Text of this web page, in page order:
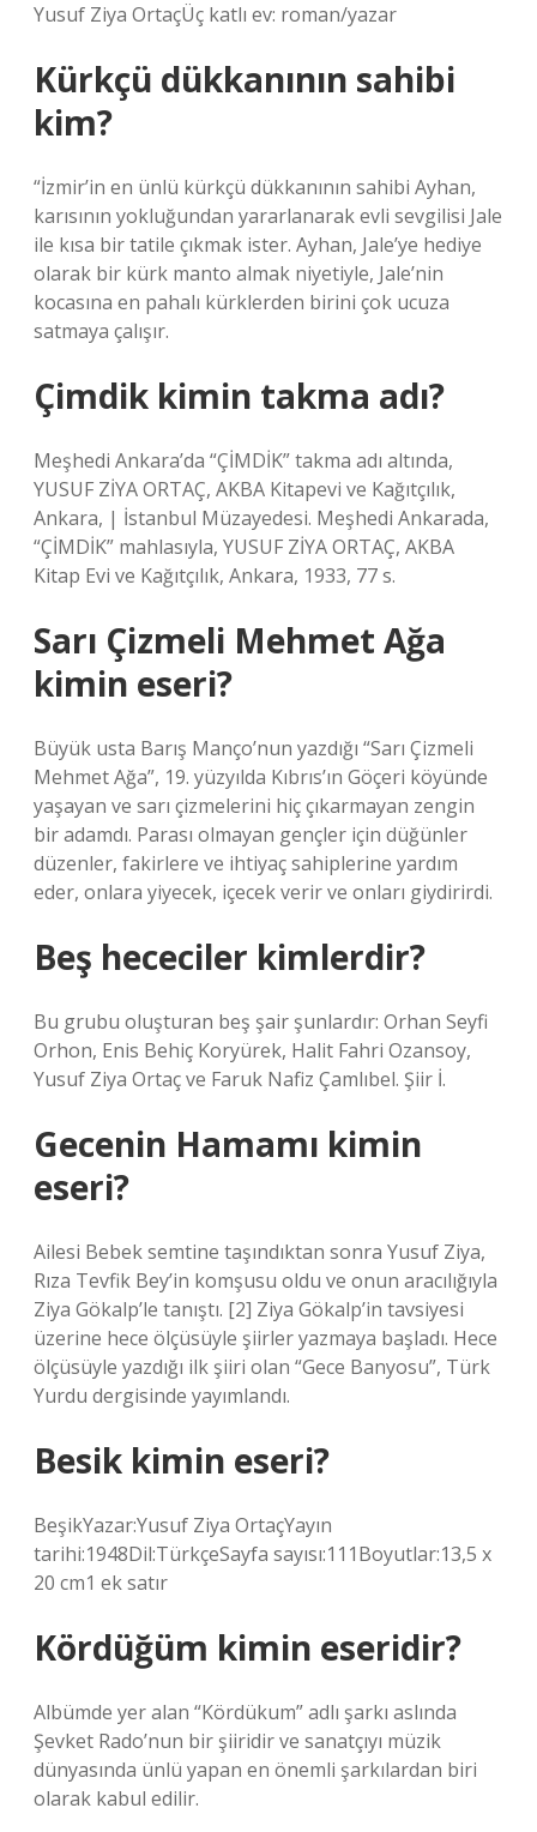
Yusuf Ziya OrtaçÜç katlı ev: roman/yazar
Kürkçü dükkanının sahibi
kim?
“İzmir’in en ünlü kürkçü dükkanının sahibi Ayhan,
karısının yokluğundan yararlanarak evli sevgilisi Jale
ile kısa bir tatile çıkmak ister. Ayhan, Jale’ye hediye
olarak bir kürk manto almak niyetiyle, Jale’nin
kocasına en pahalı kürklerden birini çok ucuza
satmaya çalışır.
Çimdik kimin takma adı?
Meşhedi Ankara’da “ÇİMDİK” takma adı altında,
YUSUF ZİYA ORTAÇ, AKBA Kitapevi ve Kağıtçılık,
Ankara, | İstanbul Müzayedesi. Meşhedi Ankarada,
“ÇİMDİK” mahlasıyla, YUSUF ZİYA ORTAÇ, AKBA
Kitap Evi ve Kağıtçılık, Ankara, 1933, 77 s.
Sarı Çizmeli Mehmet Ağa
kimin eseri?
Büyük usta Barış Manço’nun yazdığı “Sarı Çizmeli
Mehmet Ağa”, 19. yüzyılda Kıbrıs’ın Göçeri köyünde
yaşayan ve sarı çizmelerini hiç çıkarmayan zengin
bir adamdı. Parası olmayan gençler için düğünler
düzenler, fakirlere ve ihtiyaç sahiplerine yardım
eder, onlara yiyecek, içecek verir ve onları giydirirdi.
Beş hececiler kimlerdir?
Bu grubu oluşturan beş şair şunlardır: Orhan Seyfi
Orhon, Enis Behiç Koryürek, Halit Fahri Ozansoy,
Yusuf Ziya Ortaç ve Faruk Nafiz Çamlıbel. Şiir İ.
Gecenin Hamamı kimin
eseri?
Ailesi Bebek semtine taşındıktan sonra Yusuf Ziya,
Rıza Tevfik Bey’in komşusu oldu ve onun aracılığıyla
Ziya Gökalp’le tanıştı. [2] Ziya Gökalp’in tavsiyesi
üzerine hece ölçüsüyle şiirler yazmaya başladı. Hece
ölçüsüyle yazdığı ilk şiiri olan “Gece Banyosu”, Türk
Yurdu dergisinde yayımlandı.
Besik kimin eseri?
BeşikYazar:Yusuf Ziya OrtaçYayın
tarihi:1948Dil:TürkçeSayfa sayısı:111Boyutlar:13,5 x
20 cm1 ek satır
Kördüğüm kimin eseridir?
Albümde yer alan “Kördükum” adlı şarkı aslında
Şevket Rado’nun bir şiiridir ve sanatçıyı müzik
dünyasında ünlü yapan en önemli şarkılardan biri
olarak kabul edilir.